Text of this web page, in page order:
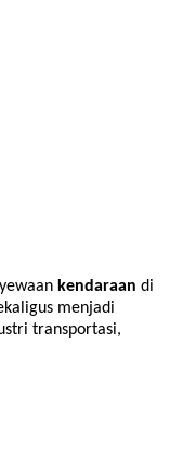
kendaraan di
menjadi
transportasi,